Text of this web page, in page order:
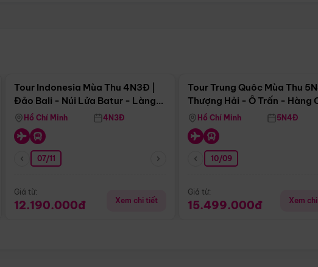
Tour Indonesia Mùa Thu 4N3Đ |
Đảo Bali - Núi Lửa Batur - Làng
Penglipuran
Hồ Chí Minh 4N3Đ
07/11
Giá từ:
12.190.000đ Xem chi tiết
Tour Trung Quôc Mùa Thu
Thượng Hải - Ô Trấn - Hàng
(Tour Không Shopping)
Hồ Chí Minh 5N4Đ
10/09
Giá từ:
15.499.000đ Xem